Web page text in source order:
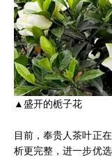
▲盛开的栀子花
目前，奉贵人茶叶正
析更完整，进一步优